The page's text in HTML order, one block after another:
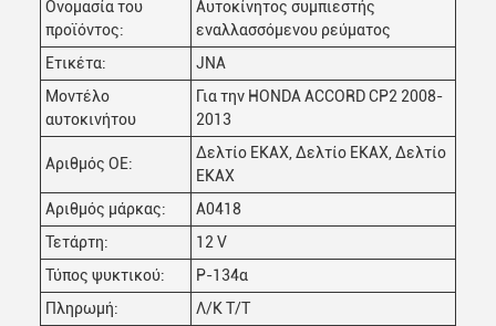
Ονομασία του
προϊόντος:
Αυτοκίνητος συμπιεστής
εναλλασσόμενου ρεύματος
Ετικέτα:
JNA
Μοντέλο
αυτοκινήτου
Για την HONDA ACCORD CP2 2008-
2013
Αριθμός ΟΕ:
Δελτίο ΕΚΑΧ, Δελτίο ΕΚΑΧ, Δελτίο
ΕΚΑΧ
Αριθμός μάρκας:
Α0418
Τετάρτη:
12 V
Τύπος ψυκτικού:
Ρ-134α
Πληρωμή:
Λ/Κ Τ/Τ